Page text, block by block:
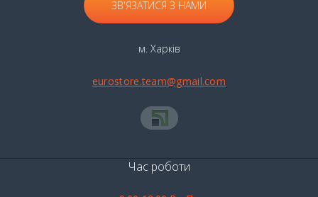
ЗВ'ЯЗАТИСЯ З НАМИ
м. Харків
eurostore.team@gmail.com
Час роботи